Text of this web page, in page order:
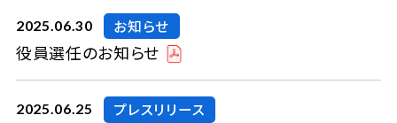
2025.06.30 お知らせ
役員選任のお知らせ
2025.06.25 プレスリリース